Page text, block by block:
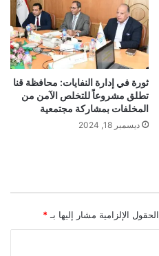
ثورة في إدارة النفايات: محافظة قنا
تطلق مشروعاً للتخلص الآمن من
المخلفات بمشاركة مجتمعية
ديسمبر 18, 2024
الحقول الإلزامية مشار إليها بـ *